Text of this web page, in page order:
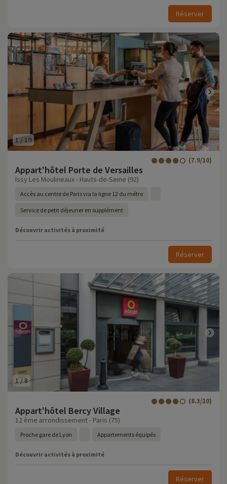
Réserver
1/ 19
Appart'hôtel Porte de Versailles
(7.9/10)
Issy Les Moulineaux - Hauts-de-Seine (92)
Accès au centre de Paris via la ligne 12 du métro
Service de petit déjeuner en supplément
Découvrir activités à proximité
Réserver
1 /8
Appart'hôtel Bercy Village
(8.3/10)
12 ème arrondissement - Paris (75)
Proche gare de Lyon Appartements équipés
Découvrir activités à proximité
Réserver